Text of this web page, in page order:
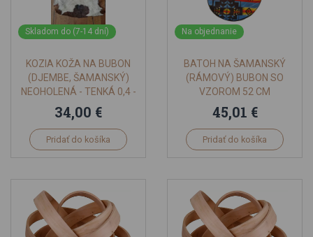
Skladom do (7-14 dní)
KOZIA KOŽA NA BUBON
(DJEMBE, ŠAMANSKÝ)
NEOHOLENÁ - TENKÁ 0,4 -
0,6 MM MALI
34,00 €
Pridať do košíka
Na objednanie
BATOH NA ŠAMANSKÝ
(RÁMOVÝ) BUBON SO
VZOROM 52 CM
45,01 €
Pridať do košíka